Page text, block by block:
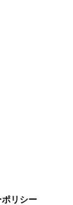
リシー